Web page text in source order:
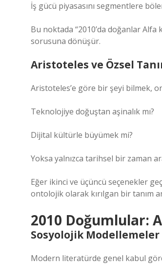
İş gücü piyasasını segmentlere
Bu noktada “2010’da doğanlar
sorusuna dönüşür.
Aristoteles ve Özsel
Aristoteles’e göre bir şeyi bilmek,
Teknolojiye doğuştan aşinalık mı?
Dijital kültürle büyümek mi?
Yoksa yalnızca tarihsel bir zaman
Eğer ikinci ve üçüncü seçenekler
ontolojik olarak kırılgan bir tanım
2010 Doğumlular:
Sosyolojik Modellemeler
Modern literatürde genel kabul